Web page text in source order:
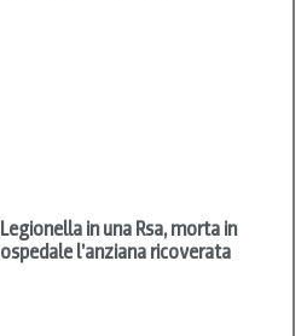
Legionella in una Rsa, morta in
ospedale l’anziana ricoverata